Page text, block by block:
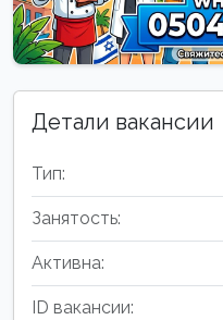
Детали вакансии
Тип:
Занятость:
Активна:
ID вакансии: